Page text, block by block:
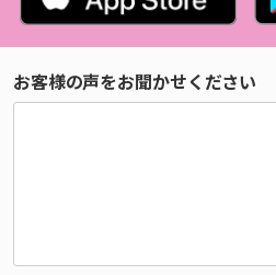
お客様の声をお聞かせください